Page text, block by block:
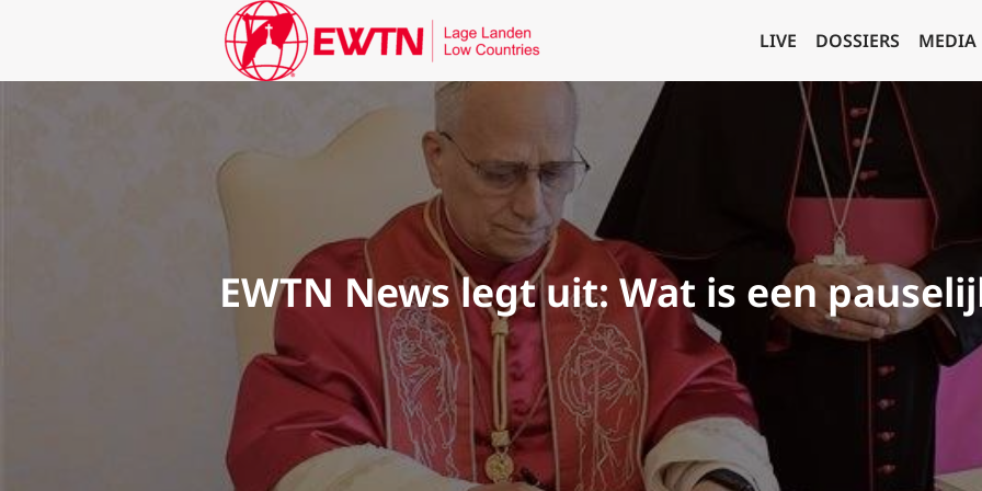
LIVE DOSSIERS MEDIA
EWTN News legt uit: Wat is een